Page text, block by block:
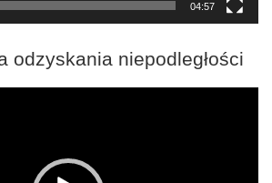
04:57
odzyskania niepodległości